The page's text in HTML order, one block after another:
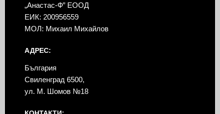
„Анастас-Ф” ЕООД
ЕИК: 200956559
МОЛ: Михаил Михайлов
АДРЕС:
България
Свиленград 6500,
ул. М. Шомов №18